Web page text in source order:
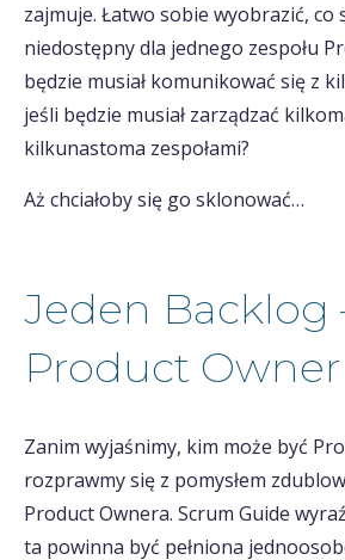
zajmuje. Łatwo sobie wyobrazić, co
niedostępny dla jednego zespołu
będzie musiał komunikować się z
jeśli będzie musiał zarządzać
kilkunastoma zespołami?
Aż chciałoby się go sklonować…
Jeden Backlog
Product Owner
Zanim wyjaśnimy, kim może być
rozprawmy się z pomysłem
Product Ownera. Scrum Guide
ta powinna być pełniona